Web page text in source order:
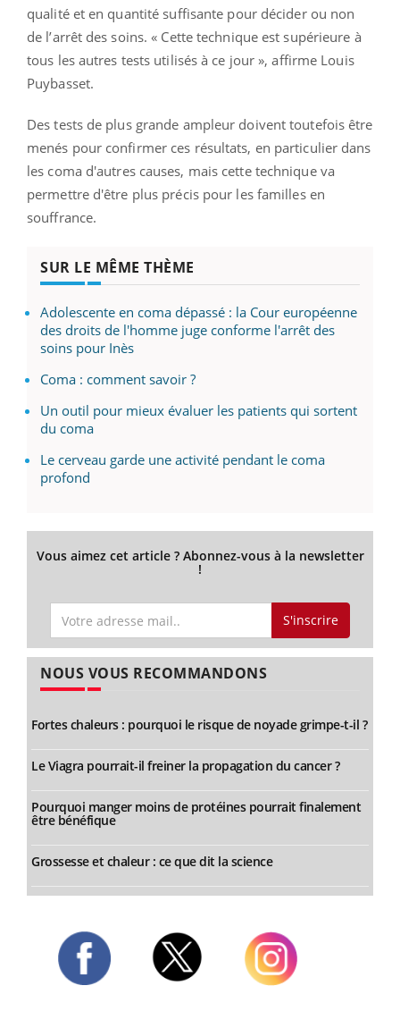
qualité et en quantité suffisante pour décider ou non
de l’arrêt des soins. « Cette technique est supérieure à
tous les autres tests utilisés à ce jour », affirme Louis
Puybasset.
Des tests de plus grande ampleur doivent toutefois être
menés pour confirmer ces résultats, en particulier dans
les coma d'autres causes, mais cette technique va
permettre d'être plus précis pour les familles en
souffrance.
SUR LE MÊME THÈME
Adolescente en coma dépassé : la Cour européenne
des droits de l'homme juge conforme l'arrêt des
soins pour Inès
Coma : comment savoir ?
Un outil pour mieux évaluer les patients qui sortent
du coma
Le cerveau garde une activité pendant le coma
profond
Vous aimez cet article ? Abonnez-vous à la newsletter
!
S'inscrire
NOUS VOUS RECOMMANDONS
Fortes chaleurs : pourquoi le risque de noyade grimpe-t-il ?
Le Viagra pourrait-il freiner la propagation du cancer ?
Pourquoi manger moins de protéines pourrait finalement
être bénéfique
Grossesse et chaleur : ce que dit la science